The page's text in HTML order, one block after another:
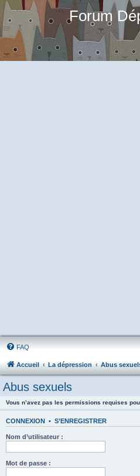
Forum
FAQ
Accueil La dépression Abus
Abus sexuels
Vous n’avez pas les permissions requises
CONNEXION • S’ENREGISTRER
Nom d’utilisateur :
Mot de passe :